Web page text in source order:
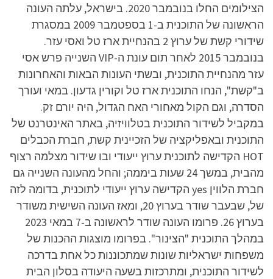
הצילומים החלו בנובמבר 2020. בישראל, עלתה העונה
הראשונה של התוכנית ב-1 בספטמבר 2009 במסגרת
שידורי קשת של ערוץ 2 בהנחיית ארז טל ואסי עזר.
בנובמבר 2015 לאחר תום עונת ה-VIP השנייה פרש אסי
עזר מהנחיית התוכנית, ובשתי העונות הבאות והאחרונות
ב"קשת", הנחו התוכנית ארז טל וקורין גדעון. במאי ועורך
הסדרה, וגם הקול מאחורי האח הגדול, היה יורם זק.
במקביל לשידור התוכנית בטלוויזיה, באתר האינטרנט של
התוכנית ובאפליקציה של הזכיינית קשת, חברת הכבלים
HOT הקדישה לתוכנית ערוץ ייעודי ובו שידור מצלמה רצוף
מהבית, במשך 24 שעות ביממה; והחל מהעונה השנייה גם
חברת הלווין yes הקדישה ערוץ ייעודי לתוכנית, בדומה לזה
של, שבעבר שודר בערוץ 20, ומאז העונה השישית משודר
בערוץ 26. פרומו העונה שודר לראשונה ב-7 במאי 2023
במהלך התוכנית "הצינור". בפרומו מוצגות ההכנות של
משפחות ישראליות שונות שמתכוננות כל אחת בדרכה
לשידור התוכנית, ומתרכזות בשעה היעודה בסלון הבית